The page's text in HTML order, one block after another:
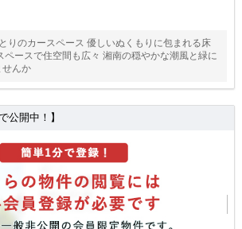
りのカースペース 優しいぬくもりに包まれる床
ペースで住空間も広々 湘南の穏やかな潮風と緑に
せんか
公開中！】